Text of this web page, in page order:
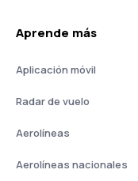
Aprende más
Aplicación móvil
Radar de vuelo
Aerolíneas
Aerolíneas nacionales